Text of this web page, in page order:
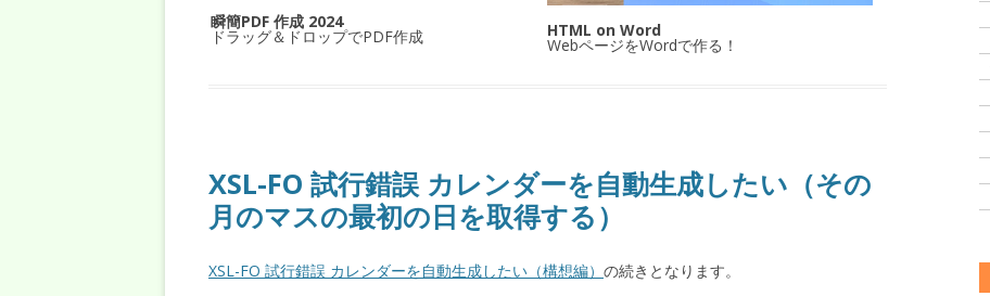
瞬簡PDF 作成 2024
ドラッグ＆ドロップでPDF作成 HTML on Word
WebページをWordで作る！
XSL-FO 試行錯誤 カレンダーを自動生成したい（その
月のマスの最初の日を取得する）
XSL-FO 試行錯誤 カレンダーを自動生成したい（構想編） の続きとなります。